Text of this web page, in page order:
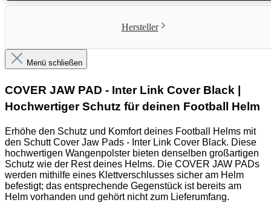
Hersteller
Menü schließen
COVER JAW PAD - Inter Link Cover Black |
Hochwertiger Schutz für deinen Football Helm
Erhöhe den Schutz und Komfort deines Football Helms mit
den Schutt Cover Jaw Pads - Inter Link Cover Black. Diese
hochwertigen Wangenpolster bieten denselben großartigen
Schutz wie der Rest deines Helms. Die COVER JAW PADs
werden mithilfe eines Klettverschlusses sicher am Helm
befestigt; das entsprechende Gegenstück ist bereits am
Helm vorhanden und gehört nicht zum Lieferumfang.